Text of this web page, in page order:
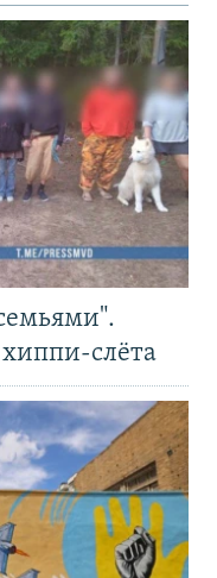
слёта